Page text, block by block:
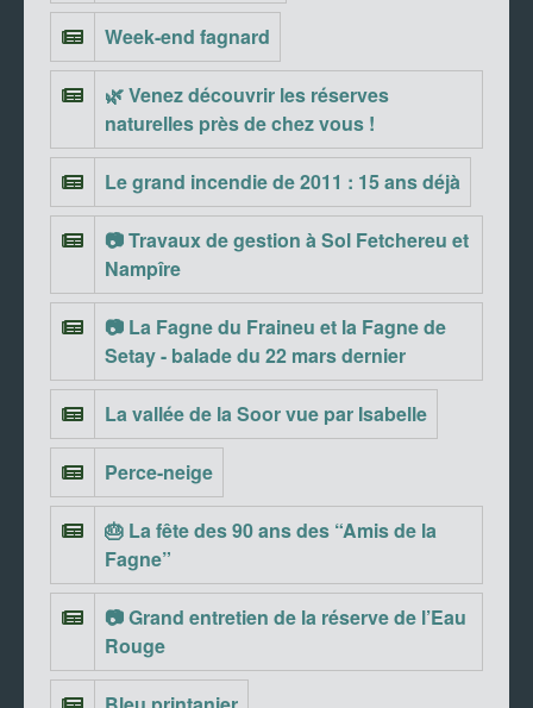
Week-end fagnard
🌿 Venez découvrir les réserves
naturelles près de chez vous !
Le grand incendie de 2011 : 15 ans déjà
📷 Travaux de gestion à Sol Fetchereu et
Nampîre
📷 La Fagne du Fraineu et la Fagne de
Setay - balade du 22 mars dernier
La vallée de la Soor vue par Isabelle
Perce-neige
🎂 La fête des 90 ans des “Amis de la
Fagne”
📷 Grand entretien de la réserve de l’Eau
Rouge